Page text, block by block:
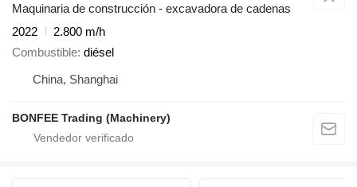
Maquinaria de construcción - excavadora de cadenas
2022
2.800 m/h
Combustible diésel
China, Shanghai
BONFEE Trading (Machinery)